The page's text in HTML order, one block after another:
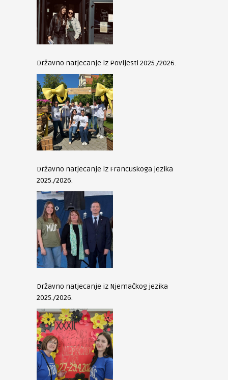
Državno natjecanje iz Povijesti 2025./2026.
Državno natjecanje iz Francuskoga jezika
2025./2026.
Državno natjecanje iz Njemačkog jezika
2025./2026.